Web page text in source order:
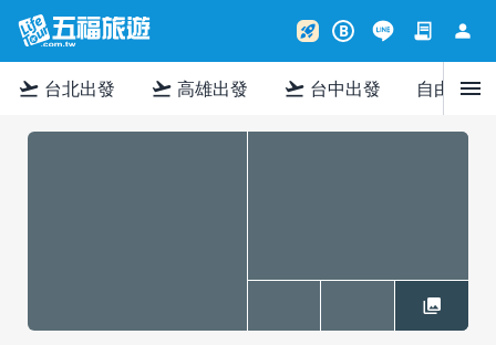
rocket_launch B contract person
flight_takeoff 台北出發 flight_takeoff 高雄出發 flight_takeoff 台中出發 自由行menu